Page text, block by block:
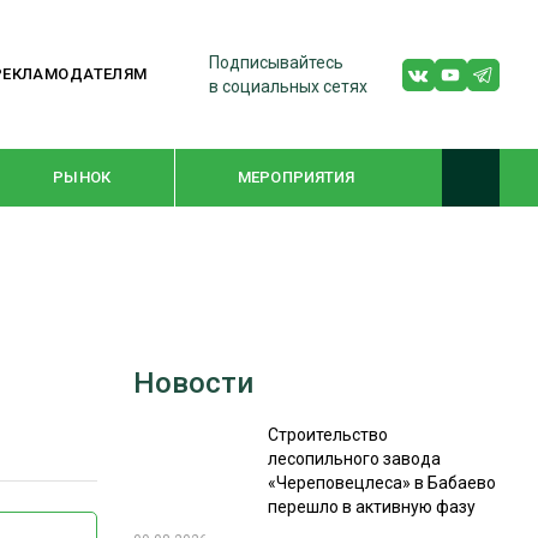
Подписывайтесь
в социальных сетях
РЫНОК МЕРОПРИЯТИЯ
WOODEX-2021
СУШКА ДРЕВЕСИНЫ
Новости
Строительство
лесопильного завода
«Череповецлеса» в Бабаево
перешло в активную фазу